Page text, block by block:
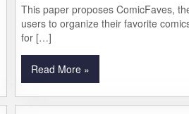
This paper proposes ComicFaves,
users to organize their favorite
for […]
Read More »